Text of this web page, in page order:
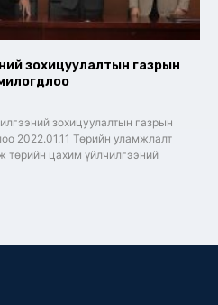
зохицуулалтын газрын
зохицуулалтын газрын
2022.01.11 Төрийн уламжлалт
төрийн цахим үйлчилгээний